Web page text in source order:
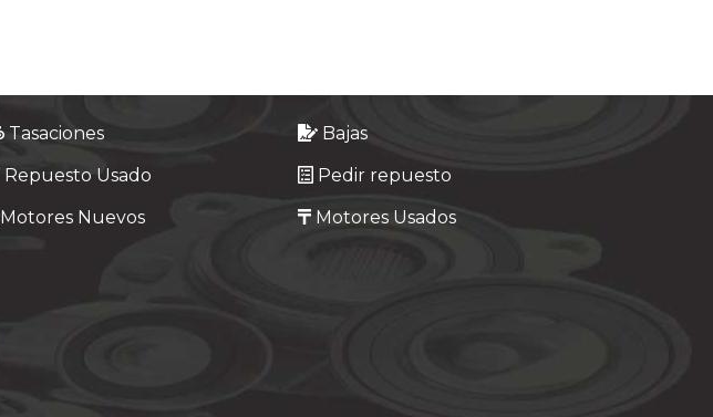
Tasaciones
Bajas
Repuesto Usado
Pedir repuesto
Motores Nuevos Motores Usados